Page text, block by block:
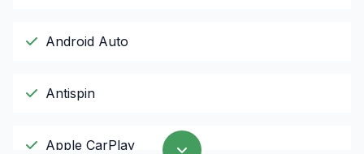
Android Auto
Antispin
Apple CarPlay